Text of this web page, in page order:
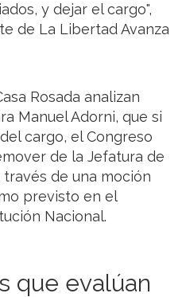
y dejar el cargo",
de La Libertad Avanza
Rosada analizan
Manuel Adorni, que si
cargo, el Congreso
de la Jefatura de
de una moción
previsto en el
Nacional.
que evalúan